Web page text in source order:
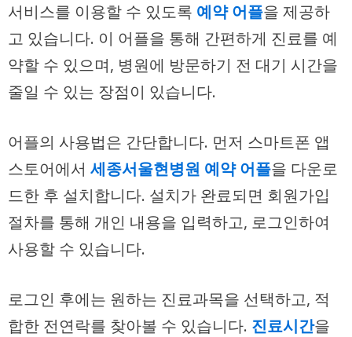
서비스를 이용할 수 있도록 예약 어플을 제공하
고 있습니다. 이 어플을 통해 간편하게 진료를 예
약할 수 있으며, 병원에 방문하기 전 대기 시간을
줄일 수 있는 장점이 있습니다.
어플의 사용법은 간단합니다. 먼저 스마트폰 앱
스토어에서 세종서울현병원 예약 어플을 다운로
드한 후 설치합니다. 설치가 완료되면 회원가입
절차를 통해 개인 내용을 입력하고, 로그인하여
사용할 수 있습니다.
로그인 후에는 원하는 진료과목을 선택하고, 적
합한 전연락를 찾아볼 수 있습니다. 진료시간을